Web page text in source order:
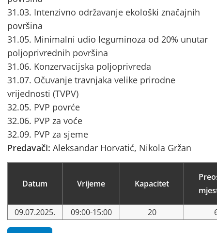
31.03. Intenzivno održavanje ekološki značajnih
površina
31.05. Minimalni udio leguminoza od 20% unutar
poljoprivrednih površina
31.06. Konzervacijska poljoprivreda
31.07. Očuvanje travnjaka velike prirodne
vrijednosti (TVPV)
32.05. PVP povrće
32.06. PVP za voće
32.09. PVP za sjeme
Predavači: Aleksandar Horvatić, Nikola Gržan
Datum Vrijeme Kapacitet
09.07.2025. 09:00-15:00 20